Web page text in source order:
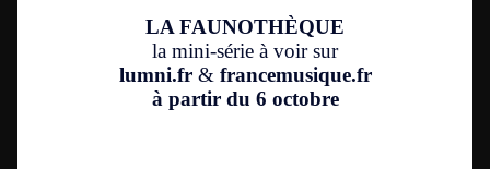
LA FAUNOTHÈQUE
la mini-série à voir sur
lumni.fr& francemusique.fr
à partir du 6 octobre